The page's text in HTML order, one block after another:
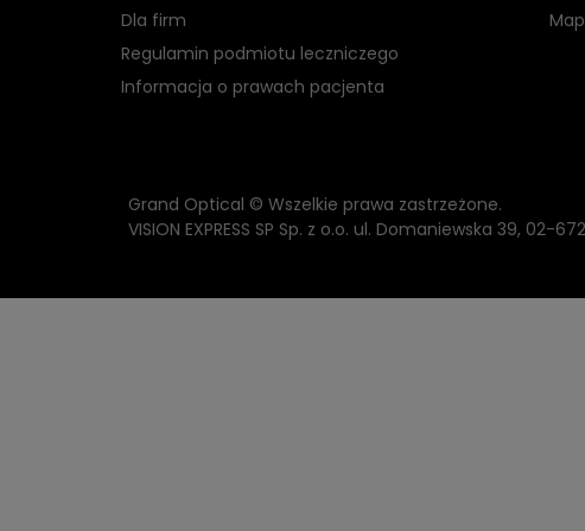
Dla firm
Regulamin podmiotu leczniczego
Informacja o prawach pacjenta
Grand Optical © Wszelkie prawa zastrzeżone.
VISION EXPRESS SP Sp. z o.o. ul. Domaniewska 39, 02-